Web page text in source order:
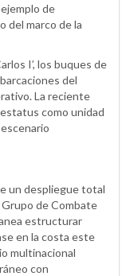
de
del marco de la
I’, los buques de
del
La reciente
estatus como unidad
un despliegue total
de Combate
estructurar
en la costa este
multinacional
con